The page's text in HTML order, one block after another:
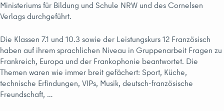
Ministeriums für Bildung und Schule NRW und des Cornelsen
Verlags durchgeführt.
Die Klassen 7.1 und 10.3 sowie der Leistungskurs 12 Französisch
haben auf ihrem sprachlichen Niveau in Gruppenarbeit Fragen zu
Frankreich, Europa und der Frankophonie beantwortet. Die
Themen waren wie immer breit gefächert: Sport, Küche,
technische Erfindungen, VIPs, Musik, deutsch-französische
Freundschaft, …